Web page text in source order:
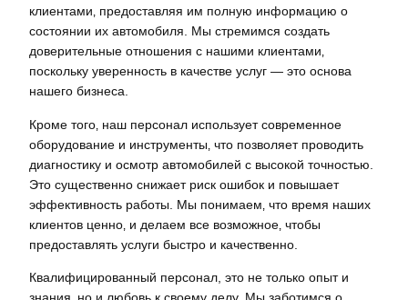
клиентами‚ предоставляя им полную информацию о
состоянии их автомобиля. Мы стремимся создать
доверительные отношения с нашими клиентами‚
поскольку уверенность в качестве услуг — это основа
нашего бизнеса.
Кроме того‚ наш персонал использует современное
оборудование и инструменты‚ что позволяет проводить
диагностику и осмотр автомобилей с высокой точностью.
Это существенно снижает риск ошибок и повышает
эффективность работы. Мы понимаем‚ что время наших
клиентов ценно‚ и делаем все возможное‚ чтобы
предоставлять услуги быстро и качественно.
Квалифицированный персонал, это не только опыт и